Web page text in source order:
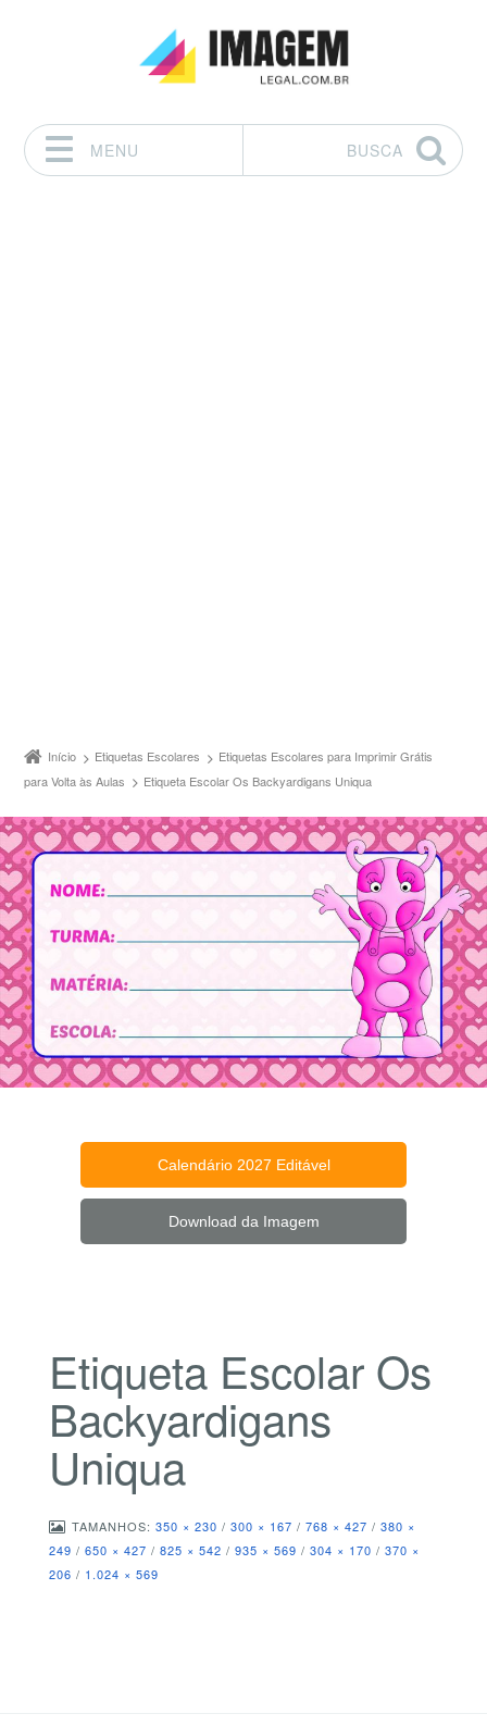
MENU
BUSCA
Início Etiquetas Escolares
Etiquetas Escolares para Imprimir Grátis
para Volta às Aulas
Etiqueta Escolar Os Backyardigans Uniqua
Calendário 2027 Editável
Download da Imagem
Etiqueta Escolar Os
Backyardigans
Uniqua
TAMANHOS: 350 × 230 / 300 × 167 / 768 × 427 / 380 ×
249 / 650 × 427 / 825 × 542 / 935 × 569 / 304 × 170 / 370 ×
206 / 1.024 × 569